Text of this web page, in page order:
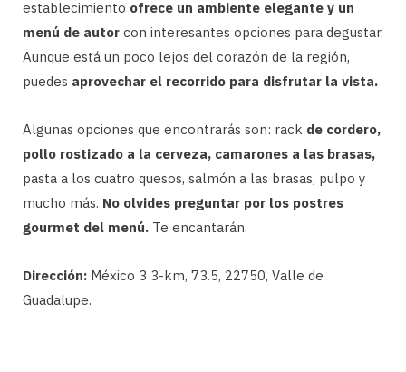
establecimiento ofrece un ambiente elegante y un
menú de autor con interesantes opciones para degustar.
Aunque está un poco lejos del corazón de la región,
puedes aprovechar el recorrido para disfrutar la vista.
Algunas opciones que encontrarás son: rack de cordero,
pollo rostizado a la cerveza, camarones a las brasas,
pasta a los cuatro quesos, salmón a las brasas, pulpo y
mucho más. No olvides preguntar por los postres
gourmet del menú. Te encantarán.
Dirección: México 3 3-km, 73.5, 22750, Valle de
Guadalupe.